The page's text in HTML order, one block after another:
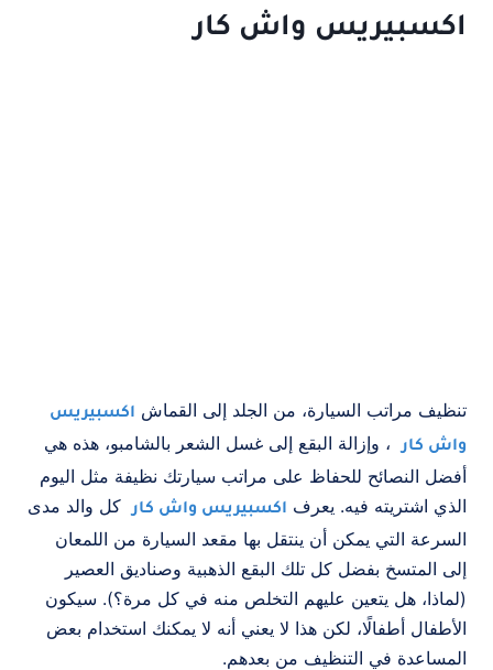
اكسبيريس واش كار
تنظيف مراتب السيارة، من الجلد إلى القماش اكسبيريس
واش كار
، وإزالة البقع إلى غسل الشعر بالشامبو، هذه هي
أفضل النصائح للحفاظ على مراتب سيارتك نظيفة مثل اليوم
الذي اشتريته فيه. يعرف اكسبيريس واش كار
كل والد مدى
السرعة التي يمكن أن ينتقل بها مقعد السيارة من اللمعان
إلى المتسخ بفضل كل تلك البقع الذهبية وصناديق العصير
(لماذا، هل يتعين عليهم التخلص منه في كل مرة؟). سيكون
الأطفال أطفالًا، لكن هذا لا يعني أنه لا يمكنك استخدام بعض
المساعدة في التنظيف من بعدهم.